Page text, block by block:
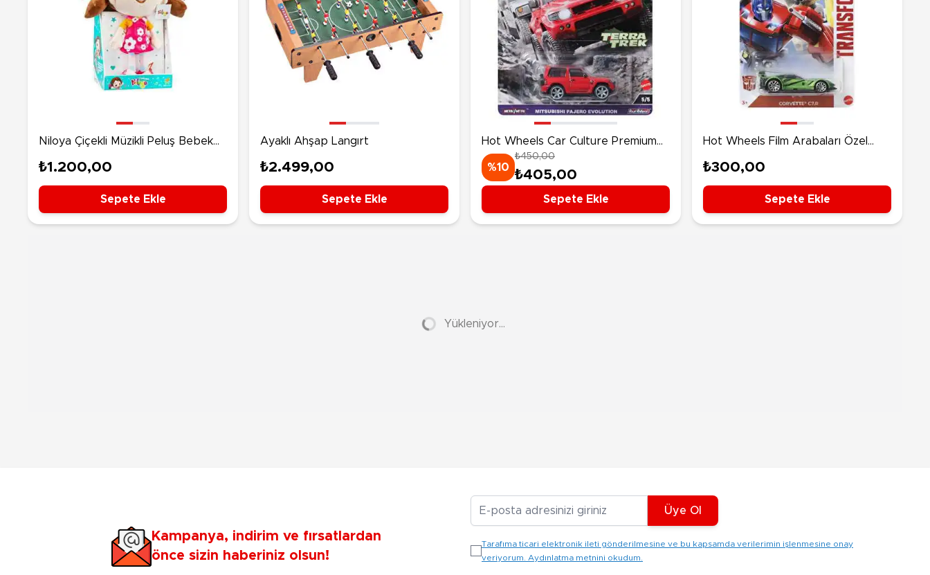
Niloya Çiçekli Müzikli Peluş Bebek
₺1.200,00
Sepete Ekle
Ayaklı Ahşap Langırt
₺2.499,00
Sepete Ekle
Hot Wheels Car Culture Premium
Arabalar Mitsubishi Pajero
Evolution HRV89
%10
₺450,00
₺405,00
Sepete Ekle
Hot Wheels Fi̇lm Arabaları Özel
₺300,00
Sepete Ekle
Yükleniyor...
Kampanya, indirim ve fırsatlardan
önce sizin haberiniz olsun!
Üye Ol
Tarafıma ticari elektronik ileti gönderilmesine ve bu kapsamda verilerimin işlenmesine onay
veriyorum. Aydınlatma metnini okudum.